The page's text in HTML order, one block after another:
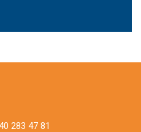
283 47 81